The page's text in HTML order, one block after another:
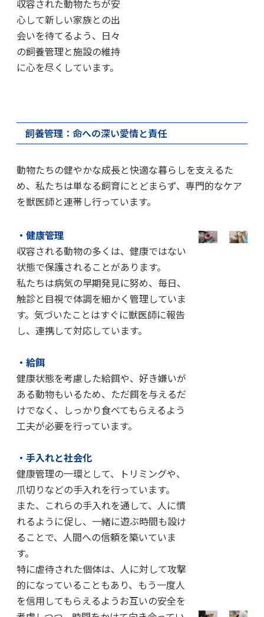
収容された動物たちが安
心して新しい家族との出
会いを待てるよう、日々
の飼養管理と施設の維持
に心を尽くしています。
飼養管理：命への深い愛情と責任
動物たちの健やかな成長と快適な暮らしを支えるた
め、私たちは単なる飼育にとどまらず、専門的なケア
を獣医師と連帯し行っています。
・健康管理
収容される動物の多くは、健康ではない
状態で保護されることがあります。
私たちは病気の早期発見に努め、毎日、
触診と目視で体調を細かく管理していま
す。気づいたことはすぐに獣医師に報告
し、連携して対応しています。
・給餌
健康状態を考慮した給餌や、好き嫌いが
ある動物もいるため、ただ餌を与えるだ
けでなく、しっかり食べてもらえるよう
工夫が必要を行っています。
・手入れと社会化
健康管理の一環として、トリミングや、
爪切りなどの手入れを行っています。
また、これらの手入れを通して、人に慣
れるように促し、一緒に遊ぶ時間も設け
ることで、人間への信頼を築いていま
す。
特に虐待された個体は、人に対して攻撃
的になっていることもあり、もう一度人
を信用してもらえるようお互いの安全を